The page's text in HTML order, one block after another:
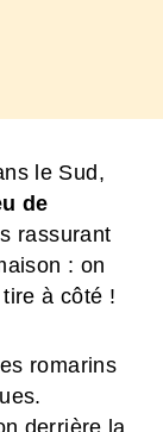
le Sud,
de
rassurant
: on
à côté !
romarins
derrière la